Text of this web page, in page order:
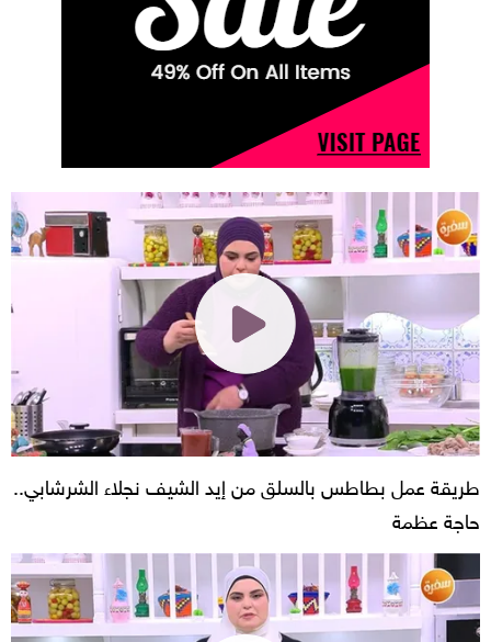
طريقة عمل بطاطس بالسلق من إيد الشيف نجلاء الشرشابي..
حاجة عظمة